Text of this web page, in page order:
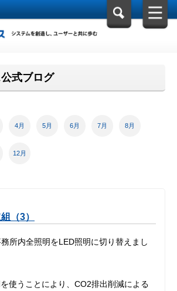
式ブログ
4月 5月 6月 7月 8月
12月
（3）
所内全照明をLED照明に切り替えまし
使うことにより、CO2排出削減による